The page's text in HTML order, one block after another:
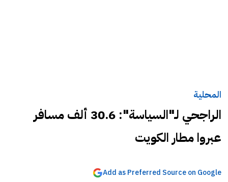
المحلية
الراجحي لـ"السياسة": 30.6 ألف مسافر
عبروا مطار الكويت
Add as Preferred Source on Google